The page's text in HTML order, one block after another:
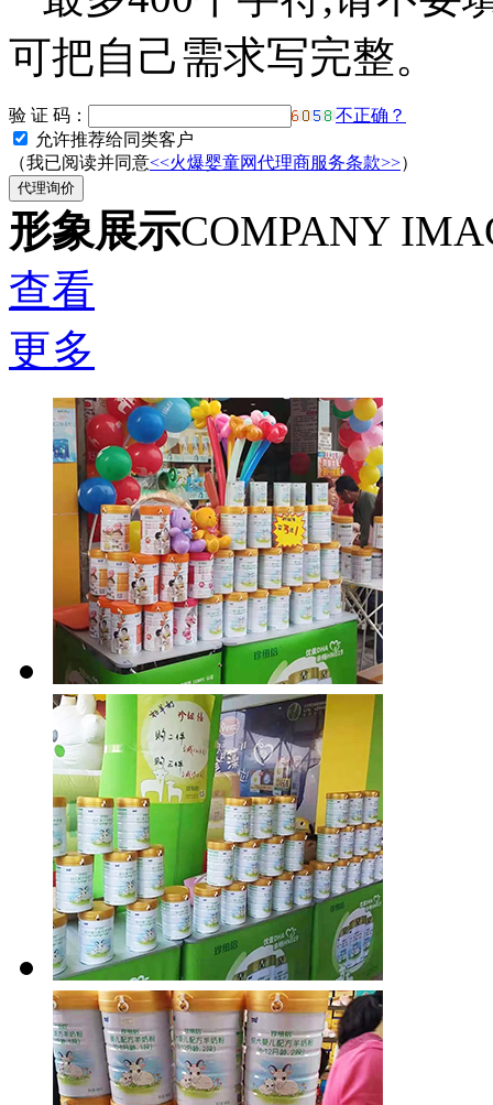
可把自己需求写完整。
验 证 码：
不正确？
允许推荐给同类客户
（我已阅读并同意<<火爆婴童网代理商服务条款>>）
形象展示COMPANY
查看
更多